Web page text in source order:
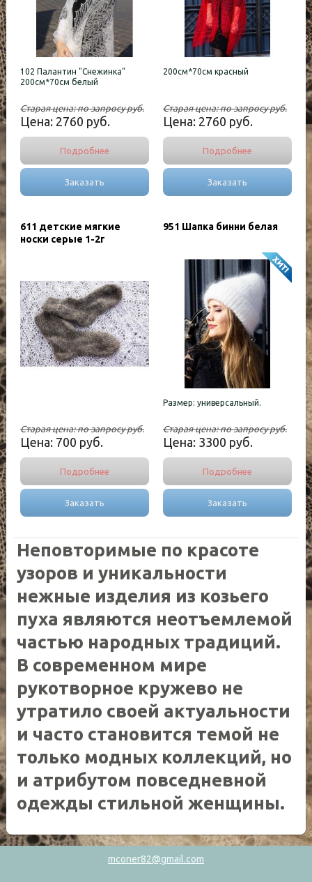
102 Палантин "Снежинка"
200см*70см белый
Старая цена:по запросуруб.
Цена: 2760 руб.
Подробнее
Заказать
200см*70см красный
Старая цена:по запросуруб.
Цена: 2760 руб.
Подробнее
Заказать
611 детские мягкие
носки серые 1-2г
Старая цена:по запросуруб.
Цена: 700 руб.
Подробнее
Заказать
951 Шапка бинни белая
Размер: универсальный.
Старая цена:по запросуруб.
Цена: 3300 руб.
Подробнее
Заказать
Неповторимые по красоте
узоров и уникальности
нежные изделия из козьего
пуха являются неотъемлемой
частью народных традиций.
В современном мире
рукотворное кружево не
утратило своей актуальности
и часто становится темой не
только модных коллекций, но
и атрибутом повседневной
одежды стильной женщины.
mconer82@gmail.com